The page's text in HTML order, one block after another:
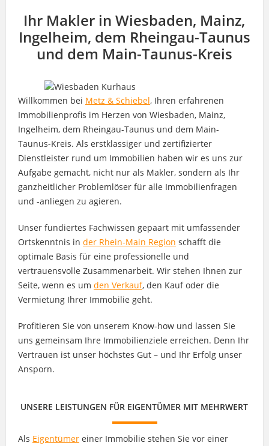
Ihr Makler in Wiesbaden, Mainz,
Ingelheim, dem Rheingau-Taunus
und dem Main-Taunus-Kreis
Willkommen bei Metz & Schiebel, Ihren erfahrenen
Immobilienprofis im Herzen von Wiesbaden, Mainz,
Ingelheim, dem Rheingau-Taunus und dem Main-
Taunus-Kreis. Als erstklassiger und zertifizierter
Dienstleister rund um Immobilien haben wir es uns zur
Aufgabe gemacht, nicht nur als Makler, sondern als Ihr
ganzheitlicher Problemlöser für alle Immobilienfragen
und -anliegen zu agieren.
Unser fundiertes Fachwissen gepaart mit umfassender
Ortskenntnis in der Rhein-Main Region schafft die
optimale Basis für eine professionelle und
vertrauensvolle Zusammenarbeit. Wir stehen Ihnen zur
Seite, wenn es um den Verkauf, den Kauf oder die
Vermietung Ihrer Immobilie geht.
Profitieren Sie von unserem Know-how und lassen Sie
uns gemeinsam Ihre Immobilienziele erreichen. Denn Ihr
Vertrauen ist unser höchstes Gut – und Ihr Erfolg unser
Ansporn.
UNSERE LEISTUNGEN FÜR EIGENTÜMER MIT MEHRWERT
Als Eigentümereiner Immobilie stehen Sie vor einer